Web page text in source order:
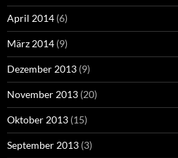
April 2014 (6)
März 2014 (9)
Dezember 2013 (9)
November 2013 (20)
Oktober 2013 (15)
September 2013 (3)